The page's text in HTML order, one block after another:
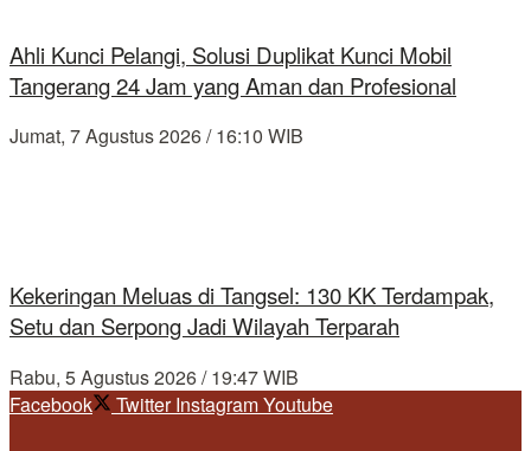
Ahli Kunci Pelangi, Solusi Duplikat Kunci Mobil
Tangerang 24 Jam yang Aman dan Profesional
Jumat, 7 Agustus 2026 / 16:10 WIB
Kekeringan Meluas di Tangsel: 130 KK Terdampak,
Setu dan Serpong Jadi Wilayah Terparah
Rabu, 5 Agustus 2026 / 19:47 WIB
Facebook
Twitter InstagramYoutube